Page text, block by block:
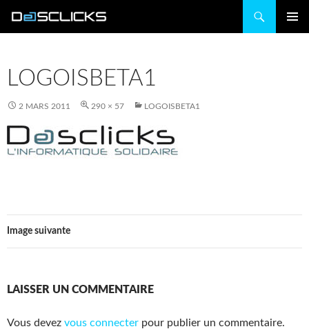
LOGOISBETA1
2 MARS 2011 290 × 57 LOGOISBETA1
Image suivante
LAISSER UN COMMENTAIRE
Vous devez vous connecter pour publier un commentaire.